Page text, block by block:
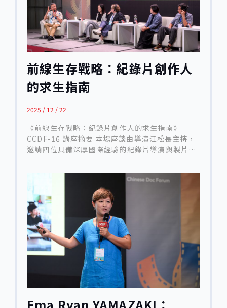
前線生存戰略：紀錄片創作人
的求生指南
2025 / 12 / 22
《前線生存戰略：紀錄片創作人的求生指南》
CCDF-16 講座摘要 本場座談由導演江松長主持，
邀請四位具備深厚國際經驗的紀錄片導演與製片人
國、亞洲與臺灣的多重視角，共同解析當前全球紀
錄片產業劇烈變動的現況。近十年來，公共資金萎
縮、串流平台策略調整、政治敏感性升高、觀眾觀
影習慣碎片化等因素，使紀錄片的創作、資金、發
行與生存模式，都面臨前所未有的挑戰。四位講者
分享自身面對危機的調整、失敗與突破，也討論下
一階段紀錄片可能的方向與策略。 美國觀點：紀
錄片生態的結構性轉變 本場講座由導演 Laura Nix
從美國的角度開場。擁有超過三十年創作經驗的
她，回顧了美國紀錄片生態在近年所經歷的重大結
構性變化，並指出這些變化已深刻影響創作者能否
持續拍攝具公共性與批判性的作品： 公共資金與公
共媒體的崩解 Laura Nix 指出，美國過去曾擁有相